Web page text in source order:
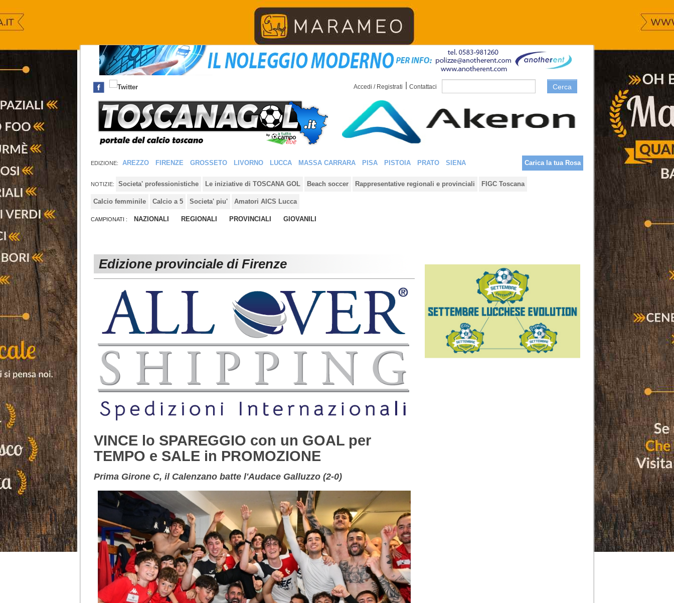
Accedi / Registrati Contattaci Cerca
EDIZIONE: AREZZO FIRENZE GROSSETO LIVORNO LUCCA MASSA CARRARA PISA PISTOIA PRATO SIENA Carica la tua Rosa
NOTIZIE: Societa' professionistiche Le iniziative di TOSCANA GOL Beach soccer Rappresentative regionali e provinciali FIGC Toscana
Calcio femminile Calcio a 5 Societa' piu' Amatori AICS Lucca
CAMPIONATI : NAZIONALI REGIONALI PROVINCIALI GIOVANILI
Edizione provinciale di Firenze
VINCE lo SPAREGGIO con un GOAL per
TEMPO e SALE in PROMOZIONE
Prima Girone C, il Calenzano batte l'Audace Galluzzo (2-0)